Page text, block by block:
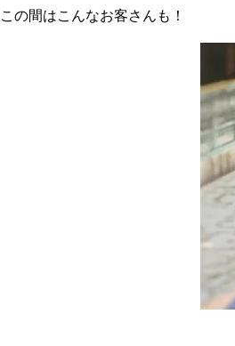
この間はこんなお客さんも！